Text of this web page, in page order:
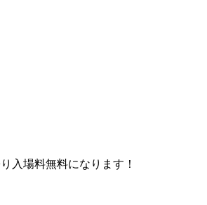
入場料無料になります！